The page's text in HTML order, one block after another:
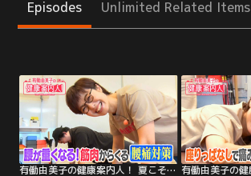
Episodes Unlimited Related Items
有働由美子の健康案内人！ 夏こそ注意！「腰が重だるい」腰痛